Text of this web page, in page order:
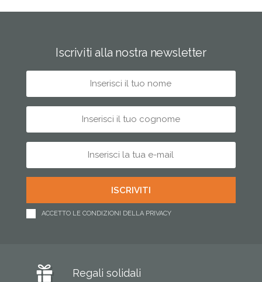
Iscriviti alla nostra newsletter
ACCETTO LE CONDIZIONI DELLA PRIVACY
Regali solidali